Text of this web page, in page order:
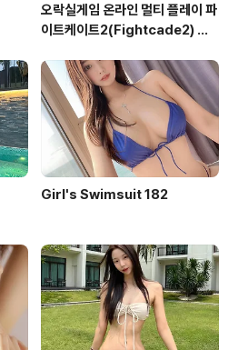
오락실게임 온라인 멀티 플레이 파
이트케이트2(Fightcade2) 설
Girl's Swimsuit 182